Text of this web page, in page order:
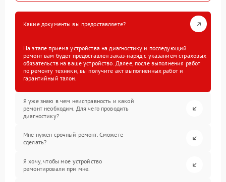
Какие документы вы предоставляете?
На этапе приема устройства на диагностику и последующий
ремонт вам будет предоставлен заказ-наряд с указанием страховых
обязательств на ваше устройство. Далее, после выполнения работ
по ремонту техники, вы получите акт выполненных работ и
гарантийный талон.
Я уже знаю в чем неисправность и какой
ремонт необходим. Для чего проводить
диагностику?
Мне нужен срочный ремонт. Сможете
сделать?
Я хочу, чтобы мое устройство
ремонтировали при мне.